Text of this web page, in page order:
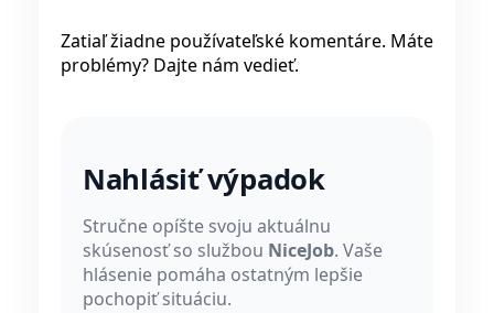
Zatiaľ žiadne používateľské komentáre. Máte
problémy? Dajte nám vedieť.
Nahlásiť výpadok
Stručne opíšte svoju aktuálnu
skúsenosť so službou NiceJob. Vaše
hlásenie pomáha ostatným lepšie
pochopiť situáciu.